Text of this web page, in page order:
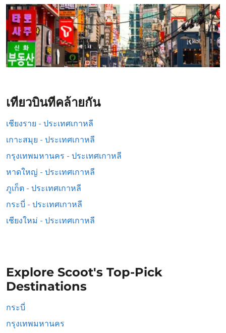
เที่ยวบินที่คล้ายกัน
เชียงราย - ประเทศเกาหลี
เกาะสมุย - ประเทศเกาหลี
กรุงเทพมหานคร - ประเทศเกาหลี
หาดใหญ่ - ประเทศเกาหลี
ภูเก็ต - ประเทศเกาหลี
กระบี่ - ประเทศเกาหลี
เชียงใหม่ - ประเทศเกาหลี
Explore Scoot's Top-Pick
Destinations
กระบี่
กรุงเทพมหานคร